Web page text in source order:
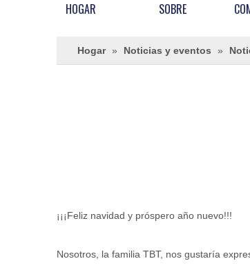
HOGAR SOBRE
Hogar » Noticias y eventos »
¡¡¡Feliz navidad y próspero año nuevo!!!
Nosotros, la familia TBT, nos gustaría